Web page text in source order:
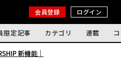
会員登録 ログイン
限定記事 カテゴリ 連載
新機能｜